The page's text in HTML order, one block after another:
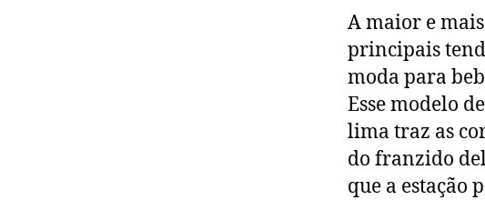
A maior e
principais
moda para
Esse modelo
lima traz as
do franzido
que a estação